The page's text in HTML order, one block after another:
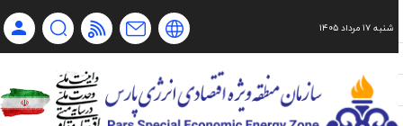
فا Ru Ch
شنبه ۱۷ مرداد ۱۴۰۵